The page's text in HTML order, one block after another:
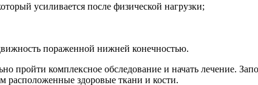
усиливается после физической нагрузки;
пораженной нижней конечностью.
пройти комплексное обследование и начать лечение.
расположенные здоровые ткани и кости.